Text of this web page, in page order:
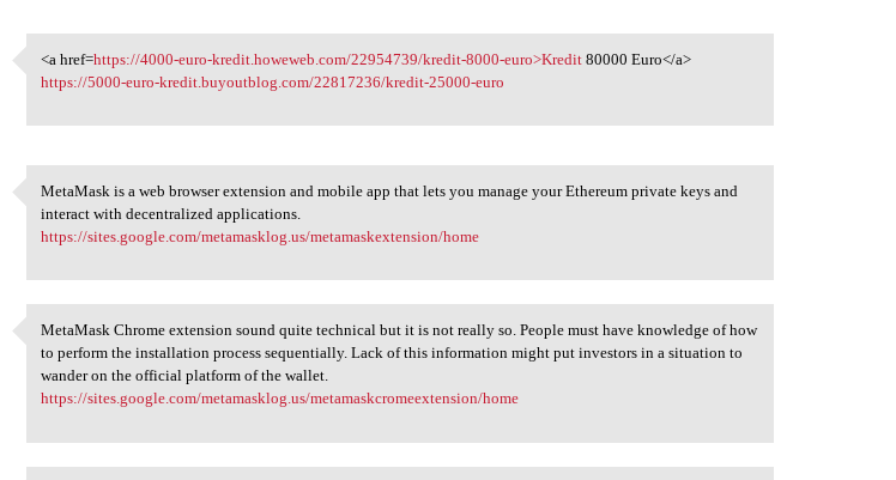
<a href=https://4000-euro
<a href=https://4000-euro-kredit.howeweb.com/22954739/kredit-8000-euro>Kredit 80000 Euro</a>
https://5000-euro-kredit.buyoutblog.com/22817236/kredit-25000-euro
MetaMask is a web browser
MetaMask is a web browser extension and mobile app that lets you manage your Ethereum private keys and
interact with decentralized applications.
https://sites.google.com/metamasklog.us/metamaskextension/home
MetaMask Chrome extension
MetaMask Chrome extension sound quite technical but it is not really so. People must have knowledge of how
to perform the installation process sequentially. Lack of this information might put investors in a situation to
wander on the official platform of the wallet.
https://sites.google.com/metamasklog.us/metamaskcromeextension/home